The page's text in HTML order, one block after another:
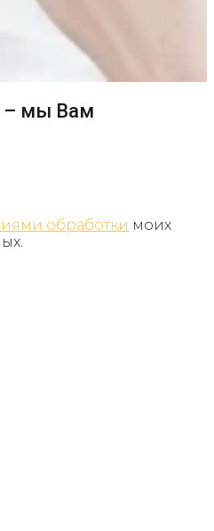
– мы Вам
обработки моих